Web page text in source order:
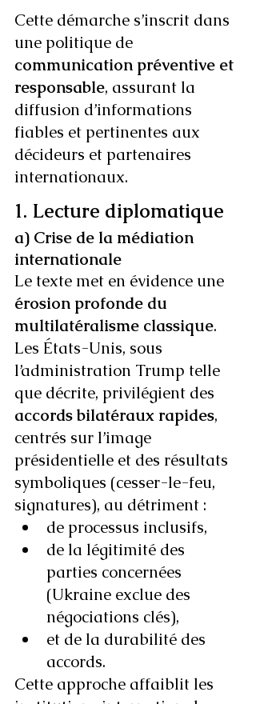
Cette démarche s’inscrit dans
une politique de
communication préventive et
responsable, assurant la
diffusion d’informations
fiables et pertinentes aux
décideurs et partenaires
internationaux.
1. Lecture diplomatique
a) Crise de la médiation
internationale
Le texte met en évidence une
érosion profonde du
multilatéralisme classique.
Les États-Unis, sous
l’administration Trump telle
que décrite, privilégient des
accords bilatéraux rapides,
centrés sur l’image
présidentielle et des résultats
symboliques (cesser-le-feu,
signatures), au détriment :
de processus inclusifs,
de la légitimité des
parties concernées
(Ukraine exclue des
négociations clés),
et de la durabilité des
accords.
Cette approche affaiblit les